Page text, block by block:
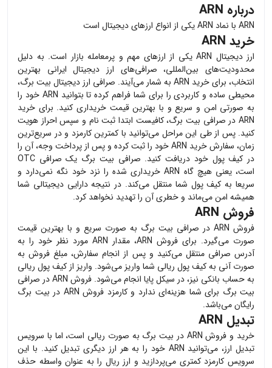
درباره ARN
ARN با نماد ARN یکی از انواع ارزهای دیجیتال است
خرید ARN
ارز دیجیتال ARN یکی از ارزهای مهم و پرمعامله بازار است. به دلیل
محدودیت‌های بین‌المللی، صرافی‌های ارز دیجیتال ایرانی بهترین
انتخاب، برای خرید ARN به شمار می‌آیند. صرافی ارز دیجیتال بیت برگ،
محیطی ساده و کاربردی را برای شما فراهم کرده تا بتوانید ARN خود را
به صورتی امن و سریع و با بهترین قیمت خریداری کنید. برای خرید
ARN در صرافی بیت برگ، کافیست ابتدا ثبت نام و سپس احراز هویت
کنید. پس از طی این مراحل می‌توانید با کمترین کارمزد و در سریع‌ترین
زمان، سفارش خرید ARNخود را ثبت کرده و پس از پرداخت وجه، آن را
در کیف پول خود دریافت کنید. صرافی بیت برگ یک صرافی OTC
است، یعنی هیچ گاه ARN خریداری شده را نزد خود نگه نمی‌دارد و
سریعا به کیف پول شما منتقل می‌کند. در نتیجه دارایی دیجیتالی شما
همیشه امن می‌ماند و خطری آن را تهدید نخواهد کرد.
فروش ARN
فروش ARN در صرافی بیت برگ به صورت سریع و با بهترین قیمت
صورت می‌گیرد. برای فروش ARN، مقدار ARN مورد نظر خود را به
آدرس صرافی منتقل می‌کنید و پس از انجام سفارش، مبلغ فروش به
صورت آنی به کیف پول ریالی شما واریز می‌شود. واریز از کیف پول ریالی
به حساب بانکی نیز، در سیکل پایا انجام می‌شود. فروش ARNدر صرافی
بیت برگ برای شما هزینه‌ای ندارد و کارمزد فروش ARN در بیت برگ
رایگان می‌باشد.
تبدیل ARN
خرید و فروش ARN در بیت برگ به صورت ریالی است، اما با سرویس
تبدیل ارز، می‌توانید ARN خود را به هر ارز دیگری تبدیل کنید. با این
سرویس کارمزد کمتری می‌پردازید و ارز ریال را به عنوان واسطه حذف